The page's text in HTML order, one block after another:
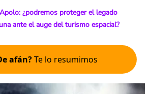
¿podremos proteger el legado
ante el auge del turismo espacial?
afán?Te lo resumimos